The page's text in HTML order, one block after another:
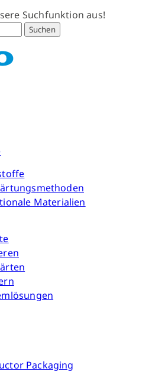
Suchfunktion aus!
Suchen
Materialien
Packaging